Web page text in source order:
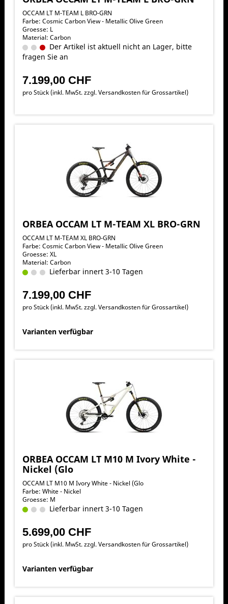
OCCAM LT M-TEAM L BRO-GRN
Farbe: Cosmic Carbon View - Metallic Olive Green
Groesse: L
Material: Carbon
Der Artikel ist aktuell nicht an Lager, bitte
fragen Sie an
7.199,00 CHF
pro Stück (inkl. MwSt. zzgl.Versandkosten für Grossartikel)
ORBEA OCCAM LT M-TEAM XL BRO-GRN
OCCAM LT M-TEAM XL BRO-GRN
Farbe: Cosmic Carbon View - Metallic Olive Green
Groesse: XL
Material: Carbon
Lieferbar innert 3-10 Tagen
7.199,00 CHF
pro Stück (inkl. MwSt. zzgl.Versandkosten für Grossartikel)
Varianten verfügbar
ORBEA OCCAM LT M10 M Ivory White -
Nickel (Glo
OCCAM LT M10 M Ivory White - Nickel (Glo
Farbe: White - Nickel
Groesse: M
Lieferbar innert 3-10 Tagen
5.699,00 CHF
pro Stück (inkl. MwSt. zzgl.Versandkosten für Grossartikel)
Varianten verfügbar